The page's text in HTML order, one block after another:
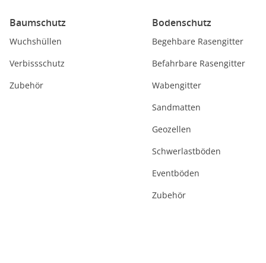
Baumschutz
Wuchshüllen
Verbissschutz
Zubehör
Bodenschutz
Begehbare Rasengitter
Befahrbare Rasengitter
Wabengitter
Sandmatten
Geozellen
Schwerlastböden
Eventböden
Zubehör